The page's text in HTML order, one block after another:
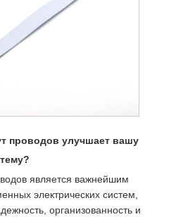
проводов улучшает вашу
является важнейшим
электрических систем,
организованность и